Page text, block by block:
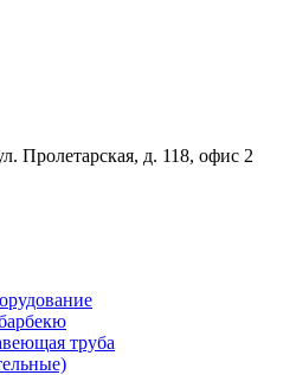
Пролетарская, д. 118, офис 2
труба